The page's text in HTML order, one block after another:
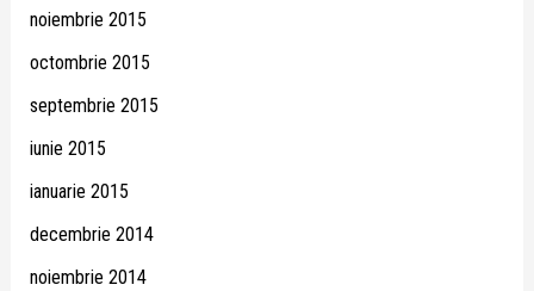
noiembrie 2015
octombrie 2015
septembrie 2015
iunie 2015
ianuarie 2015
decembrie 2014
noiembrie 2014